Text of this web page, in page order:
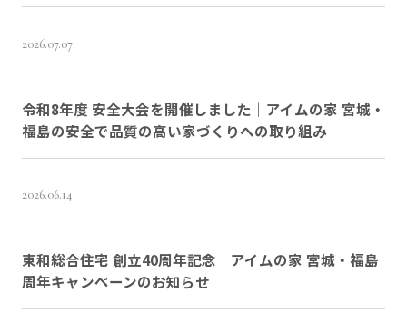
2026.07.07
令和8年度 安全大会を開催しました｜アイムの家 宮城・
福島の安全で品質の高い家づくりへの取り組み
2026.06.14
東和総合住宅 創立40周年記念｜アイムの家 宮城・福島
周年キャンペーンのお知らせ